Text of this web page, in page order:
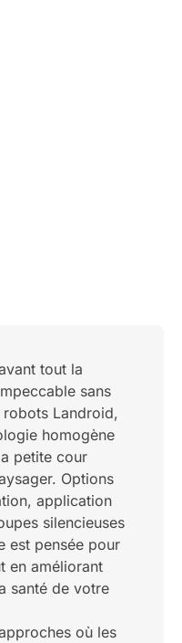
tout la
sans
Landroid,
homogène
petite cour
Options
application
silencieuses
est pensée pour
en améliorant
santé de votre
où les